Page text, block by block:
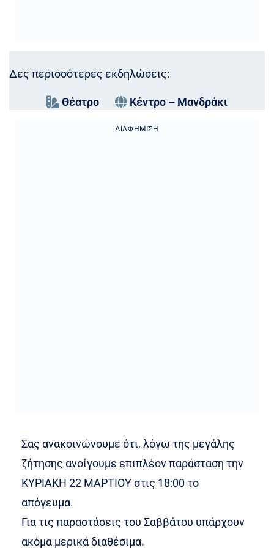
Δες περισσότερες εκδηλώσεις:
Θέατρο Κέντρο – Μανδράκι
ΔΙΑΦΉΜΙΣΗ
Σας ανακοινώνουμε ότι, λόγω της μεγάλης
ζήτησης ανοίγουμε επιπλέον παράσταση την
ΚΥΡΙΑΚΗ 22 ΜΑΡΤΙΟΥ στις 18:00 το
απόγευμα.
Για τις παραστάσεις του Σαββάτου υπάρχουν
ακόμα μερικά διαθέσιμα.